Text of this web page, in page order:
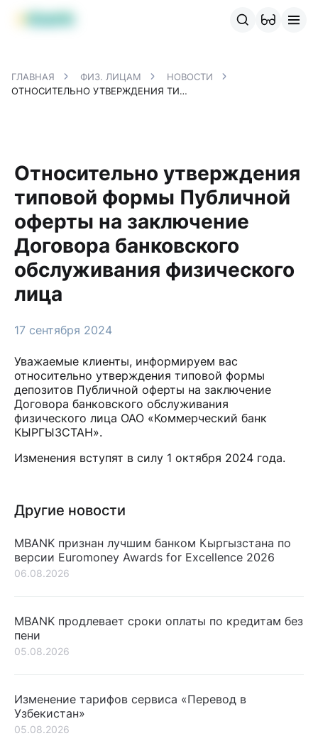
Продукты MBANK
ГЛАВНАЯ ФИЗ. ЛИЦАМ
НОВОСТИ
ОТНОСИТЕЛЬНО УТВЕРЖДЕНИЯ ТИПОВОЙ ФОРМЫ ПУБЛИЧНОЙ ОФЕРТЫ НА ЗАКЛЮЧЕНИЕ ДОГОВОРА БАНКОВСКОГО ОБСЛУЖИВАНИЯ ФИЗИЧЕСКОГО ЛИЦА
Относительно утверждения
типовой формы Публичной
оферты на заключение
Договора банковского
обслуживания физического
лица
17 сентября 2024
Уважаемые клиенты, информируем вас
относительно утверждения типовой формы
депозитов Публичной оферты на заключение
Договора банковского обслуживания
физического лица ОАО «Коммерческий банк
КЫРГЫЗСТАН».
Изменения вступят в силу 1 октября 2024 года.
Другие новости
MBANK признан лучшим банком Кыргызстана по
версии Euromoney Awards for Excellence 2026
06.08.2026
MBANK продлевает сроки оплаты по кредитам без
пени
05.08.2026
Изменение тарифов сервиса «Перевод в
Узбекистан»
05.08.2026